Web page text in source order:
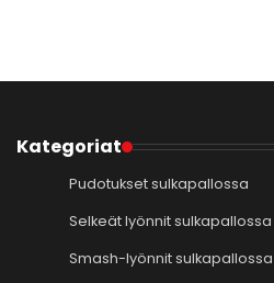
Kategoriat
Pudotukset sulkapallossa
Selkeät lyönnit sulkapallossa
Smash-lyönnit sulkapallossa